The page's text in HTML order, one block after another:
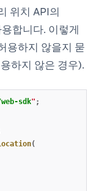
위치 API의
tab)합니다. 이렇게
용하지 않을지 묻
하지 않은 경우).
sdk" ;
(